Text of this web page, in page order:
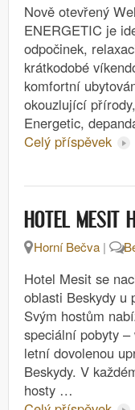
Nově otevřený
ENERGETIC je
odpočinek,
krátkodobé
komfortní
okouzlující
Energetic,
Celý příspěvek
HOTEL MESIT
Horní Bečva |
Hotel Mesit se
oblasti Beskydy u
Svým hostům
speciální pobyty
letní dovolenou
Beskydy. V
hosty …